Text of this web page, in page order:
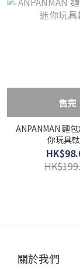
售完
ANPANMAN 麵
你玩具
關於我們